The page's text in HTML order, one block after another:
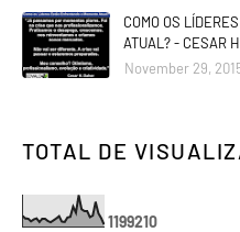
COMO OS
ATUAL? - CESAR
November 29,
TOTAL DE
1199210